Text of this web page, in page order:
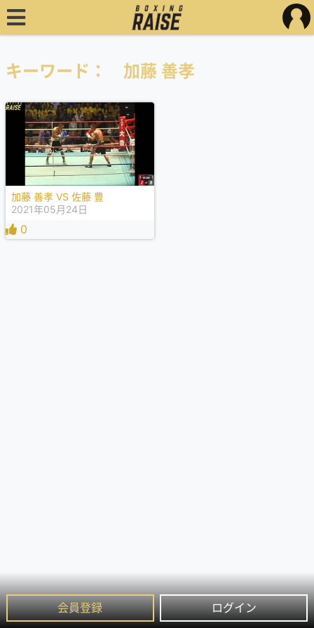
会員登録 ログイン
キーワード： 加藤 善孝
加藤 善孝 VS 佐藤 豊
2021年05月24日
0